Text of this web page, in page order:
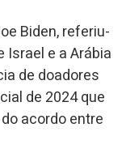
Biden, referiu-
e a Arábia
de doadores
de 2024 que
acordo entre